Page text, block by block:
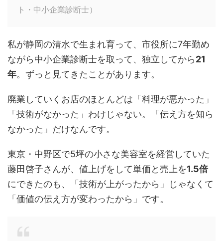
ト・中小企業診断士）
私が静岡の清水で生まれ育って、市役所に7年勤め
ながら中小企業診断士を取って、独立してから21
年。ずっと見てきたことがあります。
廃業していくお店のほとんどは「料理が悪かった」
「技術がなかった」わけじゃない。「伝え方を知ら
なかった」だけなんです。
東京・中野区で5坪の小さな美容室を経営していた
藤田啓子さんが、値上げをして単価と売上を1.5倍
にできたのも、「技術が上がったから」じゃなくて
「価値の伝え方が変わったから」です。